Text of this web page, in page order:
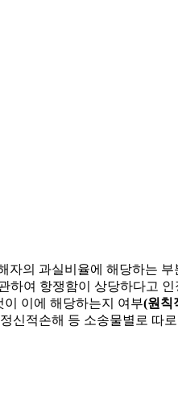
의 과실비율에 해당하는
하여 항쟁함이 상당하다고
이에 해당하는지 여부(원칙
신적손해 등 소송물별로 따